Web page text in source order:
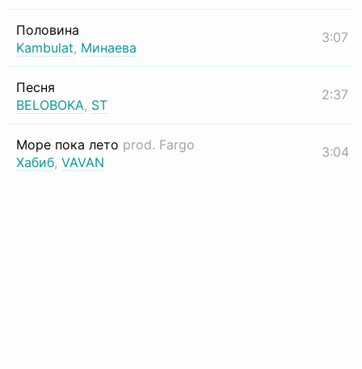
Половина
Kambulat, Минаева
3:07
Песня
BELOBOKA, ST
2:37
Море пока лето prod. Fargo
Хабиб, VAVAN
3:04